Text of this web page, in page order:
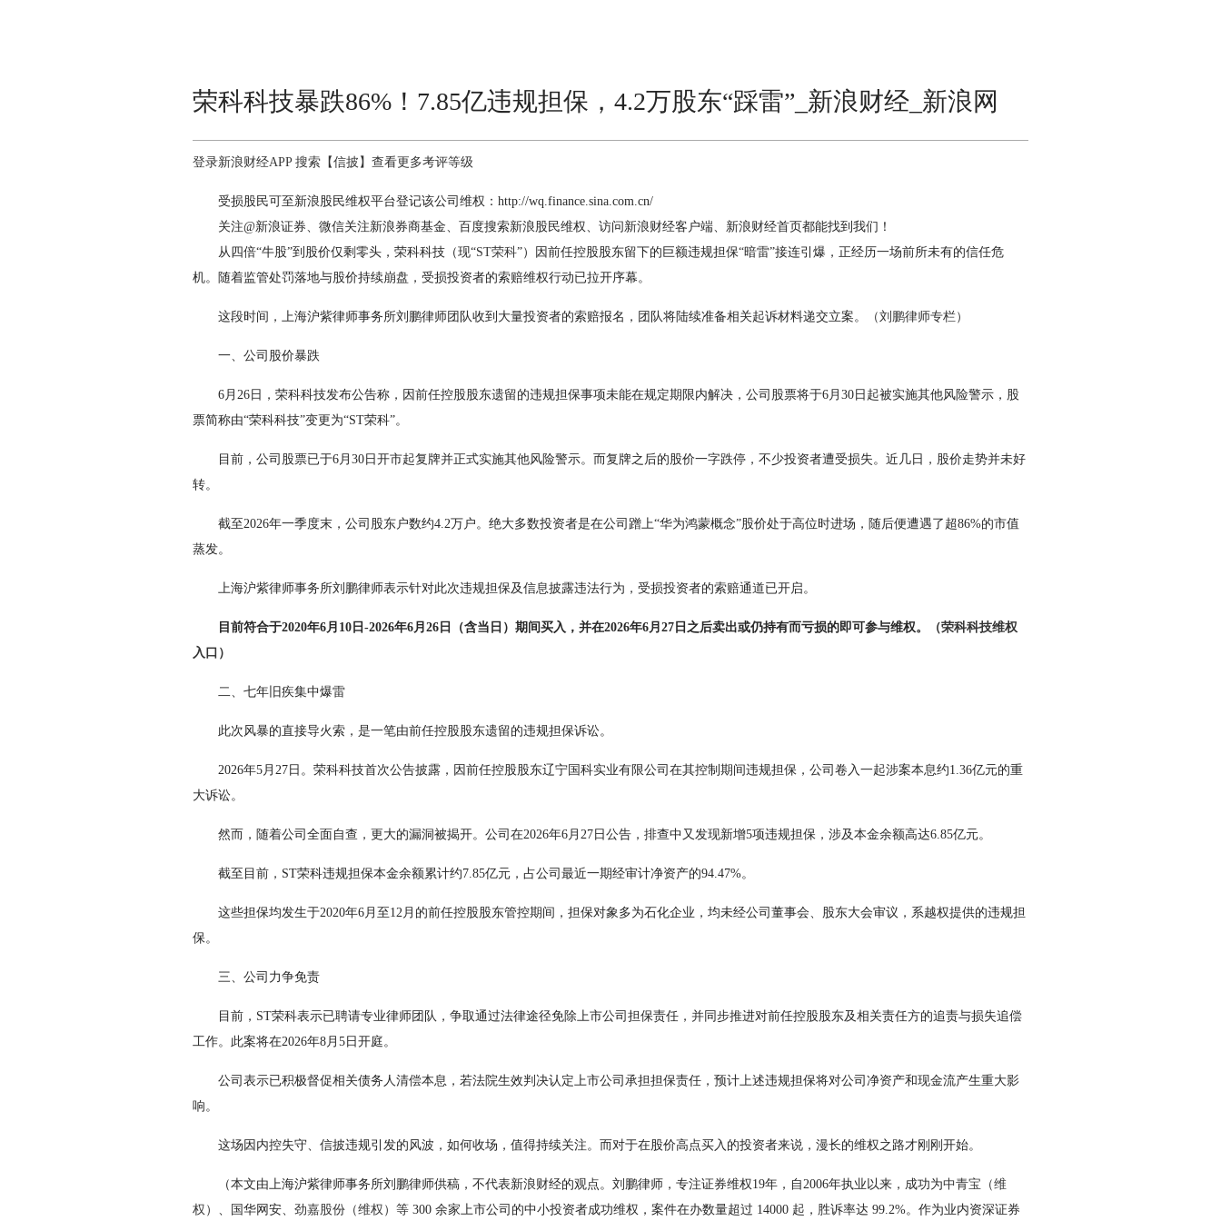
荣科科技暴跌86%！7.85亿违规担保，4.2万股东“踩雷”_新浪财经_新浪网
登录新浪财经APP 搜索【信披】查看更多考评等级
受损股民可至新浪股民维权平台登记该公司维权：http://wq.finance.sina.com.cn/
关注@新浪证券、微信关注新浪券商基金、百度搜索新浪股民维权、访问新浪财经客户端、新浪财经首页都能找到我们！
从四倍“牛股”到股价仅剩零头，荣科科技（现“ST荣科”）因前任控股股东留下的巨额违规担保“暗雷”接连引爆，正经历一场前所未有的信任危
机。随着监管处罚落地与股价持续崩盘，受损投资者的索赔维权行动已拉开序幕。
这段时间，上海沪紫律师事务所刘鹏律师团队收到大量投资者的索赔报名，团队将陆续准备相关起诉材料递交立案。 （刘鹏律师专栏）
一、公司股价暴跌
6月26日，荣科科技发布公告称，因前任控股股东遗留的违规担保事项未能在规定期限内解决，公司股票将于6月30日起被实施其他风险警示，股
票简称由“荣科科技”变更为“ST荣科”。
目前，公司股票已于6月30日开市起复牌并正式实施其他风险警示。而复牌之后的股价一字跌停，不少投资者遭受损失。近几日，股价走势并未好
转。
截至2026年一季度末，公司股东户数约4.2万户。绝大多数投资者是在公司蹭上“华为鸿蒙概念”股价处于高位时进场，随后便遭遇了超86%的市值
蒸发。
上海沪紫律师事务所刘鹏律师表示针对此次违规担保及信息披露违法行为，受损投资者的索赔通道已开启。
目前符合于2020年6月10日-2026年6月26日（含当日）期间买入，并在2026年6月27日之后卖出或仍持有而亏损的即可参与维权。
（荣科科技维权
入口）
二、七年旧疾集中爆雷
此次风暴的直接导火索，是一笔由前任控股股东遗留的违规担保诉讼。
2026年5月27日。荣科科技首次公告披露，因前任控股股东辽宁国科实业有限公司在其控制期间违规担保，公司卷入一起涉案本息约1.36亿元的重
大诉讼。
然而，随着公司全面自查，更大的漏洞被揭开。公司在2026年6月27日公告，排查中又发现新增5项违规担保，涉及本金余额高达6.85亿元。
截至目前，ST荣科违规担保本金余额累计约7.85亿元，占公司最近一期经审计净资产的94.47%。
这些担保均发生于2020年6月至12月的前任控股股东管控期间，担保对象多为石化企业，均未经公司董事会、股东大会审议，系越权提供的违规担
保。
三、公司力争免责
目前，ST荣科表示已聘请专业律师团队，争取通过法律途径免除上市公司担保责任，并同步推进对前任控股股东及相关责任方的追责与损失追偿
工作。此案将在2026年8月5日开庭。
公司表示已积极督促相关债务人清偿本息，若法院生效判决认定上市公司承担担保责任，预计上述违规担保将对公司净资产和现金流产生重大影
响。
这场因内控失守、信披违规引发的风波，如何收场，值得持续关注。而对于在股价高点买入的投资者来说，漫长的维权之路才刚刚开始。
（本文由上海沪紫律师事务所刘鹏律师供稿，不代表新浪财经的观点。刘鹏律师，专注证券维权19年，自2006年执业以来，成功为中青宝 （维
权） 、国华网安、 劲嘉股份 （维权） 等 300 余家上市公司的中小投资者成功维权，案件在办数量超过 14000 起，胜诉率达 99.2%。作为业内资深证券